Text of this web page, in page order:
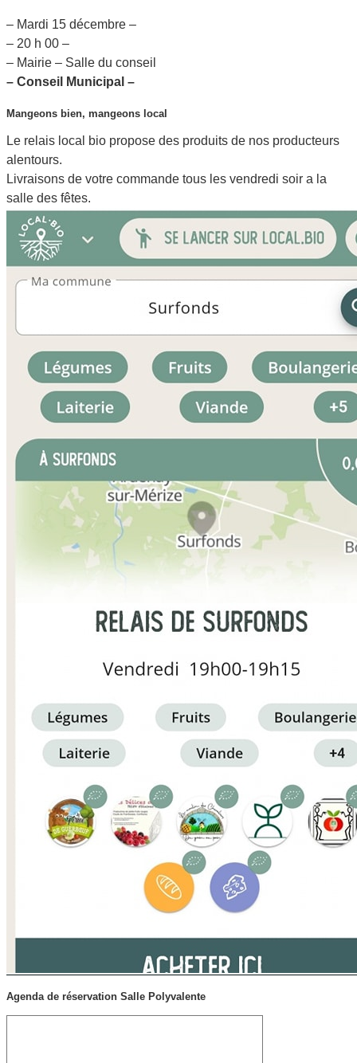
– Mardi 15 décembre –
– 20 h 00 –
– Mairie – Salle du conseil
– Conseil Municipal –
Mangeons bien, mangeons local
Le relais local bio propose des produits de nos producteurs
alentours.
Livraisons de votre commande tous les vendredi soir a la
salle des fêtes.
Agenda de réservation Salle Polyvalente